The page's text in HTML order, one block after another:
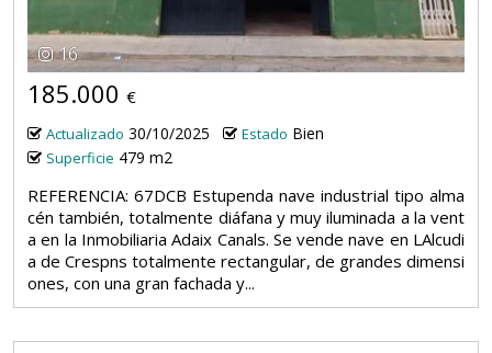
16
185.000 €
Actualizado 30/10/2025 Estado Bien
Superficie 479 m2
REFERENCIA: 67DCB Estupenda nave industrial tipo alma
cén también, totalmente diáfana y muy iluminada a la vent
a en la Inmobiliaria Adaix Canals. Se vende nave en LAlcudi
a de Crespns totalmente rectangular, de grandes dimensi
ones, con una gran fachada y...